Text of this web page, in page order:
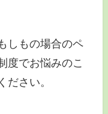
しもの場合のペ
度でお悩みのこ
ださい。